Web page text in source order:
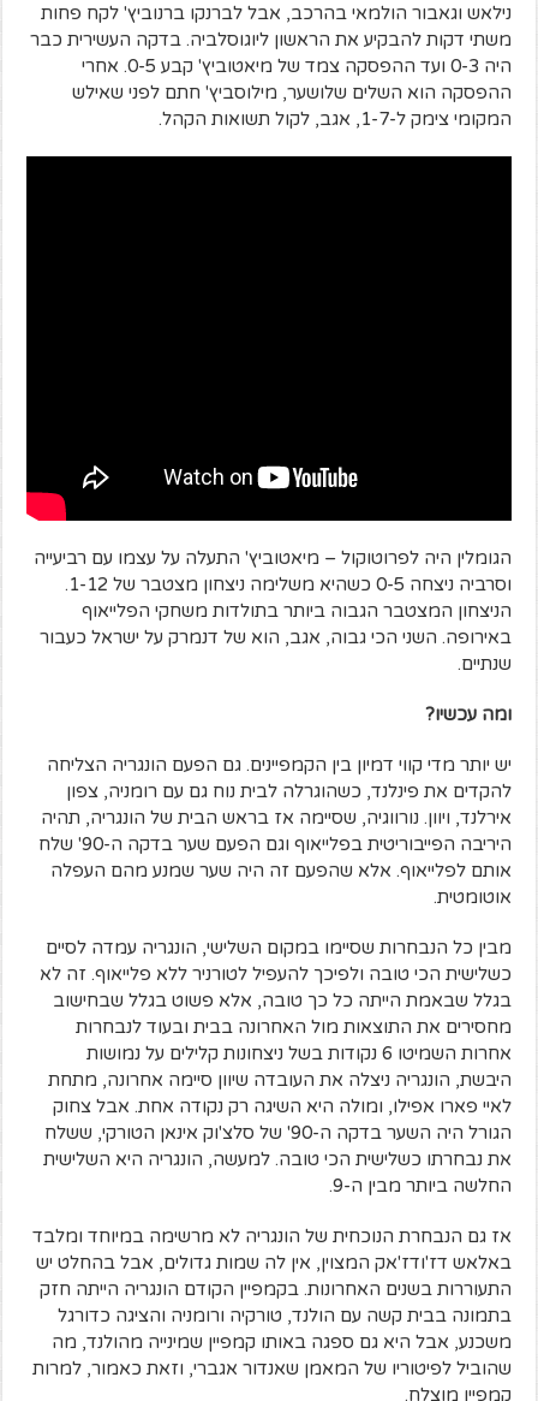
נילאש וגאבור הולמאי בהרכב, אבל לברנקו ברנוביץ' לקח פחות
משתי דקות להבקיע את הראשון ליוגוסלביה. בדקה העשירית כבר
היה 0-3 ועד ההפסקה צמד של מיאטוביץ' קבע 0-5. אחרי
ההפסקה הוא השלים שלושער, מילוסביץ' חתם לפני שאילש
המקומי צימק ל-1-7, אגב, לקול תשואות הקהל.
הגומלין היה לפרוטוקול – מיאטוביץ' התעלה על עצמו עם רביעייה
וסרביה ניצחה 0-5 כשהיא משלימה ניצחון מצטבר של 1-12.
הניצחון המצטבר הגבוה ביותר בתולדות משחקי הפלייאוף
באירופה. השני הכי גבוה, אגב, הוא של דנמרק על ישראל כעבור
שנתיים.
ומה עכשיו?
יש יותר מדי קווי דמיון בין הקמפיינים. גם הפעם הונגריה הצליחה
להקדים את פינלנד, כשהוגרלה לבית נוח גם עם רומניה, צפון
אירלנד, ויוון. נורווגיה, שסיימה אז בראש הבית של הונגריה, תהיה
היריבה הפייבוריטית בפלייאוף וגם הפעם שער בדקה ה-90' שלח
אותם לפלייאוף. אלא שהפעם זה היה שער שמנע מהם העפלה
אוטומטית.
מבין כל הנבחרות שסיימו במקום השלישי, הונגריה עמדה לסיים
כשלישית הכי טובה ולפיכך להעפיל לטורניר ללא פלייאוף. זה לא
בגלל שבאמת הייתה כל כך טובה, אלא פשוט בגלל שבחישוב
מחסירים את התוצאות מול האחרונה בבית ובעוד לנבחרות
אחרות השמיטו 6 נקודות בשל ניצחונות קלילים על נמושות
היבשת, הונגריה ניצלה את העובדה שיוון סיימה אחרונה, מתחת
לאיי פארו אפילו, ומולה היא השיגה רק נקודה אחת. אבל צחוק
הגורל היה השער בדקה ה-90' של סלצ'וק אינאן הטורקי, ששלח
את נבחרתו כשלישית הכי טובה. למעשה, הונגריה היא השלישית
החלשה ביותר מבין ה-9.
אז גם הנבחרת הנוכחית של הונגריה לא מרשימה במיוחד ומלבד
באלאש דז'ודז'אק המצוין, אין לה שמות גדולים, אבל בהחלט יש
התעוררות בשנים האחרונות. בקמפיין הקודם הונגריה הייתה חזק
בתמונה בבית קשה עם הולנד, טורקיה ורומניה והציגה כדורגל
משכנע, אבל היא גם ספגה באותו קמפיין שמינייה מהולנד, מה
שהוביל לפיטוריו של המאמן שאנדור אגברי, וזאת כאמור, למרות
קמפיין מוצלח.